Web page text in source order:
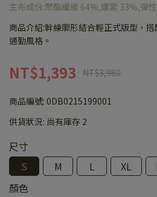
主布成份:聚酯纖維 64%,嫘縈 33%,彈
商品介紹:幹練廓形結合輕正式版型，
通勤風格。
NT$1,393 NT$3,980
商品編號: 0DB0215199001
供貨狀況: 尚有庫存 2
尺寸
S
M L XL
顏色